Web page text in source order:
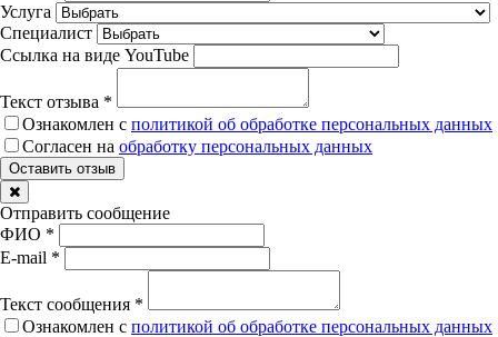
Услуга
Специалист
Ссылка на виде YouTube
Текст отзыва *
Ознакомлен с политикой об обработке персональных данных
Согласен на обработку персональных данных
Отправить сообщение
ФИО *
E-mail *
Текст сообщения *
Ознакомлен с политикой об обработке персональных данных